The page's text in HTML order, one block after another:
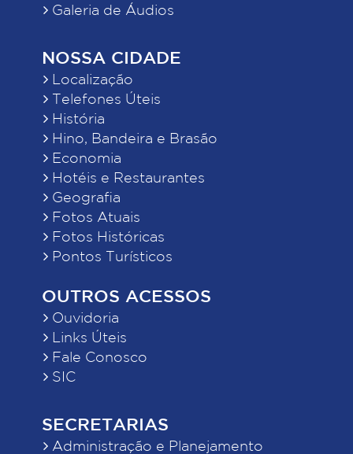
Galeria de Áudios
NOSSA CIDADE
Localização
Telefones Úteis
História
Hino, Bandeira e Brasão
Economia
Hotéis e Restaurantes
Geografia
Fotos Atuais
Fotos Históricas
Pontos Turísticos
OUTROS ACESSOS
Ouvidoria
Links Úteis
Fale Conosco
SIC
SECRETARIAS
Administração e Planejamento